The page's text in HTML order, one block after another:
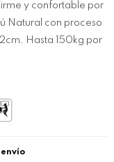
y confortable por
Natural con proceso
Hasta 150kg por